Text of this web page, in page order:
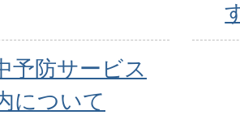
予防サービス
について